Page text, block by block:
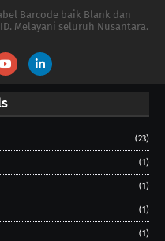
Barcode baik Blank dan
Melayani seluruh Nusantara.
(23)
(1)
(1)
(1)
(1)